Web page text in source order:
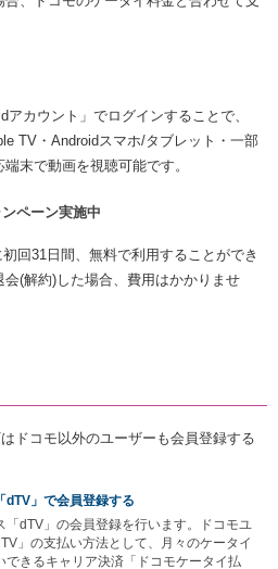
アカウント」でログインすることで、
TV・Androidスマホ/タブレット・一部
末で動画を視聴可能です。
ペーン実施中
回31日間、無料で利用することができ
(解約)した場合、費用はかかりませ
ドコモ以外のユーザーも会員登録する
dTV」で会員登録する
「dTV」の会員登録を行います。ドコモユ
」の支払い方法として、月々のケータイ
できるキャリア決済「ドコモケータイ払